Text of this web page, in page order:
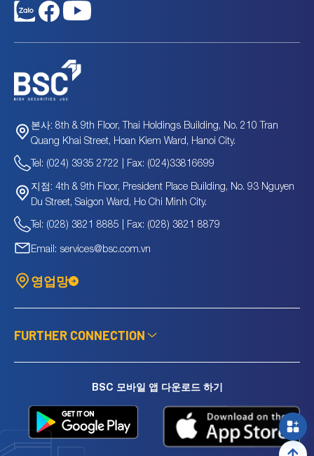
본사: 8th & 9th Floor, Thai Holdings Building, No. 210 Tran
Quang Khai Street, Hoan Kiem Ward, Hanoi City.
Tel: (024) 3935 2722 | Fax: (024)33816699
지점: 4th & 9th Floor, President Place Building, No. 93 Nguyen
Du Street, Saigon Ward, Ho Chi Minh City.
Tel: (028) 3821 8885 | Fax: (028) 3821 8879
Email: services@bsc.com.vn
영업망
FURTHER CONNECTION
BSC 모바일 앱 다운로드 하기